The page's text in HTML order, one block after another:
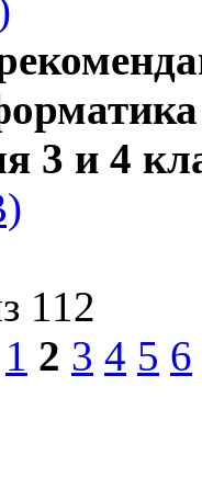
3 и 4
112
1 2 3 4 5 6